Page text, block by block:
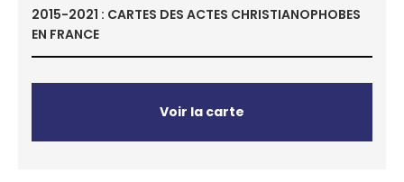
2015-2021 : CARTES DES ACTES CHRISTIANOPHOBES
EN FRANCE
Voir la carte